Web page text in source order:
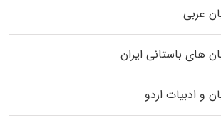
عربی
های باستانی ایران
و ادبیات اردو